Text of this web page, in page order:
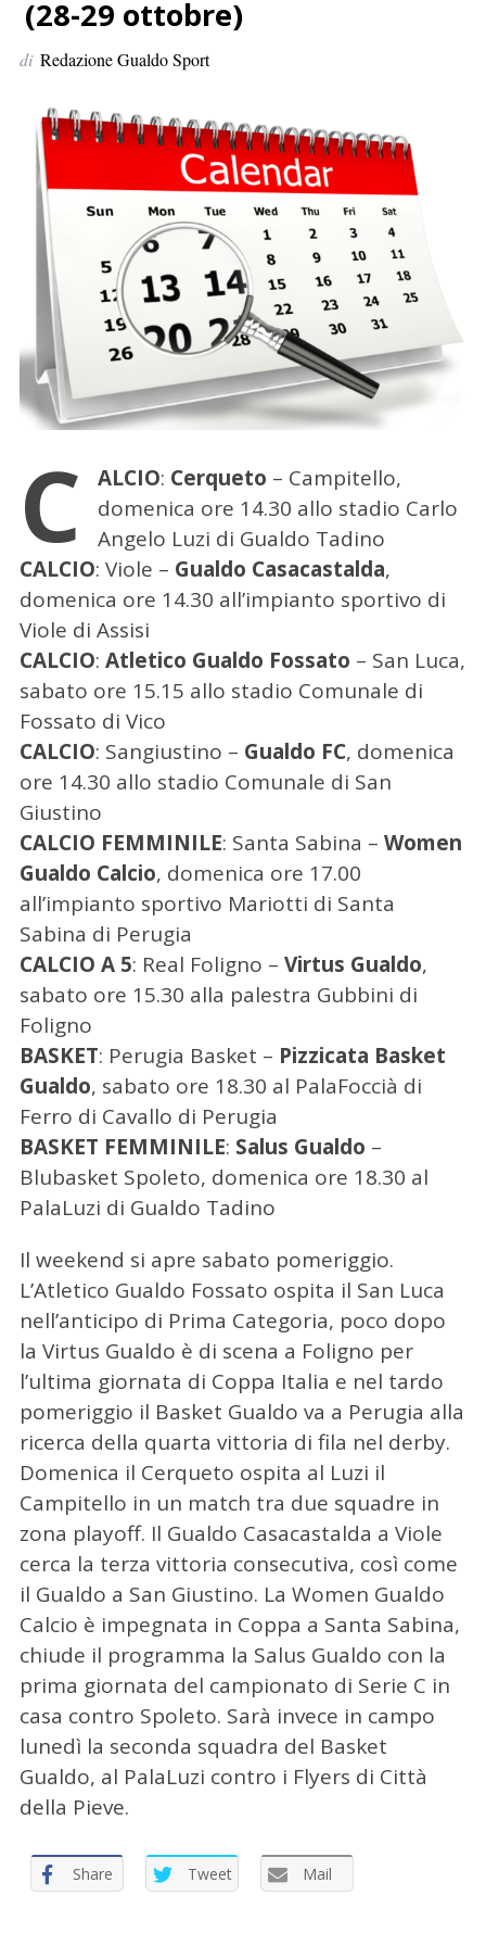
e
r
(28-29 ottobre)
di Redazione Gualdo Sport
C ALCIO: Cerqueto – Campitello,
domenica ore 14.30 allo stadio Carlo
Angelo Luzi di Gualdo Tadino
CALCIO: Viole – Gualdo Casacastalda,
domenica ore 14.30 all’impianto sportivo di
Viole di Assisi
CALCIO: Atletico Gualdo Fossato – San Luca,
sabato ore 15.15 allo stadio Comunale di
Fossato di Vico
CALCIO: Sangiustino – Gualdo FC, domenica
ore 14.30 allo stadio Comunale di San
Giustino
CALCIO FEMMINILE: Santa Sabina – Women
Gualdo Calcio, domenica ore 17.00
all’impianto sportivo Mariotti di Santa
Sabina di Perugia
CALCIO A 5: Real Foligno – Virtus Gualdo,
sabato ore 15.30 alla palestra Gubbini di
Foligno
BASKET: Perugia Basket – Pizzicata Basket
Gualdo, sabato ore 18.30 al PalaFoccià di
Ferro di Cavallo di Perugia
BASKET FEMMINILE: Salus Gualdo –
Blubasket Spoleto, domenica ore 18.30 al
PalaLuzi di Gualdo Tadino
Il weekend si apre sabato pomeriggio.
L’Atletico Gualdo Fossato ospita il San Luca
nell’anticipo di Prima Categoria, poco dopo
la Virtus Gualdo è di scena a Foligno per
l’ultima giornata di Coppa Italia e nel tardo
pomeriggio il Basket Gualdo va a Perugia alla
ricerca della quarta vittoria di fila nel derby.
Domenica il Cerqueto ospita al Luzi il
Campitello in un match tra due squadre in
zona playoff. Il Gualdo Casacastalda a Viole
cerca la terza vittoria consecutiva, così come
il Gualdo a San Giustino. La Women Gualdo
Calcio è impegnata in Coppa a Santa Sabina,
chiude il programma la Salus Gualdo con la
prima giornata del campionato di Serie C in
casa contro Spoleto. Sarà invece in campo
lunedì la seconda squadra del Basket
Gualdo, al PalaLuzi contro i Flyers di Città
della Pieve.
Share Tweet Mail
C
r
c
a
p
r
: